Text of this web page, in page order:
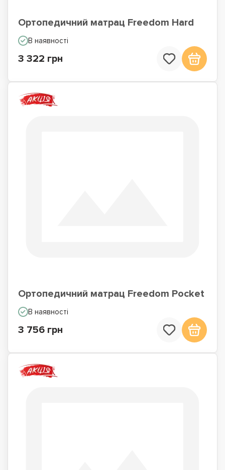
Ортопедичний матрац Freedom Hard
В наявності
3 322 грн
Ортопедичний матрац Freedom Pocket
В наявності
3 756 грн